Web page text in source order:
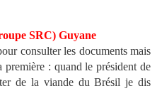
SRC) Guyane
consulter les documents mais
: quand le président de
de la viande du Brésil je dis